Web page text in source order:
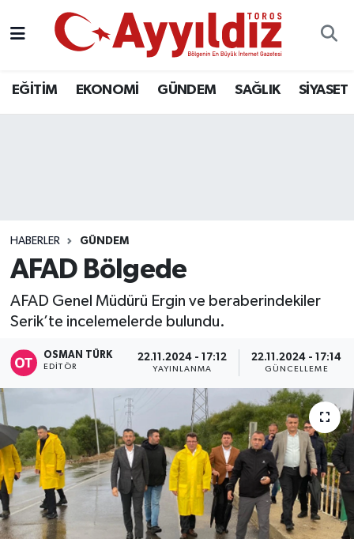
EĞİTİM EKONOMİ GÜNDEM SAĞLIK SİYASET
HABERLER GÜNDEM
AFAD Bölgede
AFAD Genel Müdürü Ergin ve beraberindekiler
Serik’te incelemelerde bulundu.
OSMAN TÜRK
EDITÖR
22.11.2024 - 17:12
YAYINLANMA
22.11.2024 - 17:14
GÜNCELLEME